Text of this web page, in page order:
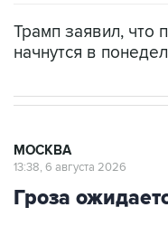
Трамп заявил, что
начнутся в
МОСКВА
13:38, 6 августа 2026
Гроза